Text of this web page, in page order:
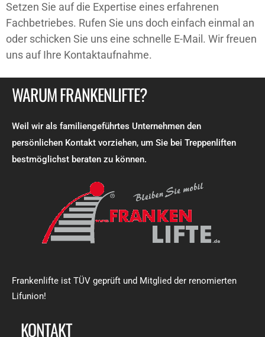
Setzen Sie auf die Expertise eines erfahrenen
Fachbetriebes. Rufen Sie uns doch einfach einmal an
oder schicken Sie uns eine schnelle E-Mail. Wir freuen
uns auf Ihre Kontaktaufnahme.
WARUM FRANKENLIFTE?
Weil wir als familiengeführtes Unternehmen den
persönlichen Kontakt vorziehen, um Sie bei Treppenliften
bestmöglichst beraten zu können.
Frankenlifte ist TÜV geprüft und Mitglied der renomierten
Lifunion!
KONTAKT